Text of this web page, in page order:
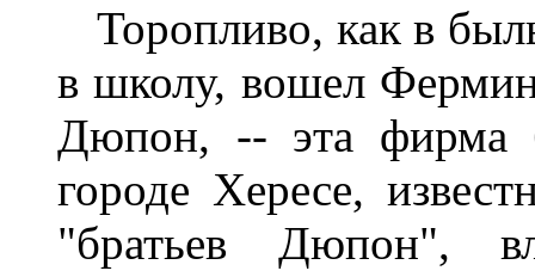
Торопливо, как в
в школу, вошел
Дюпон, -- эта фирма
городе Хересе,
"братьев Дюпон",